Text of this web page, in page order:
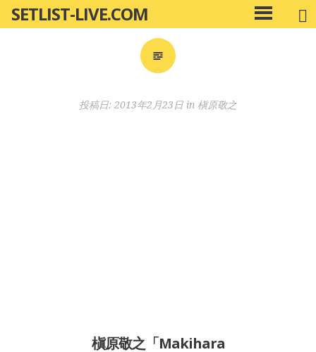
ン
SETLIST-LIVE.COM
メ
イ
投稿日: 2013年2月23日 in 槇原敬之
槇原敬之「Makihara